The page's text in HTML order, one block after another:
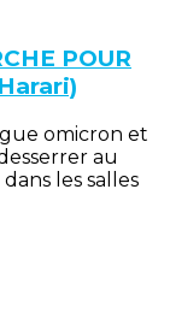
POUR
omicron et
au
les salles